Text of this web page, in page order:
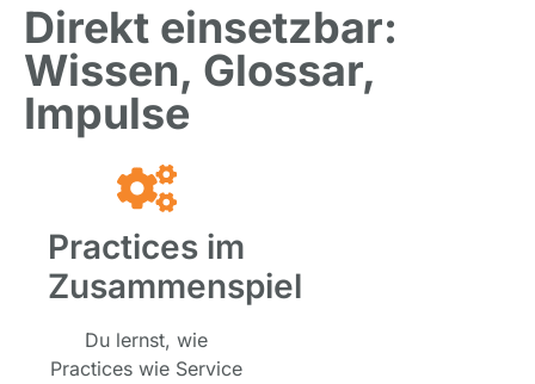
Direkt einsetzbar:
Wissen, Glossar,
Impulse
Practices im
Zusammenspiel
Du lernst, wie
Practices wie Service